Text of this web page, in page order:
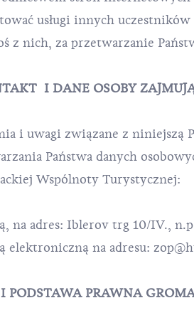
usługi innych
z nich, za przetwarzanie
I DANE OSOBY
i uwagi związane z
Państwa danych
Wspólnoty Turystycznej:
na adres: Iblerov trg 10/IV.,
elektroniczną na adresu:
PODSTAWA PRAWNA